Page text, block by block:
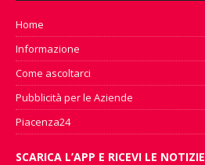
Home
Informazione
Come ascoltarci
Pubblicità per le Aziende
Piacenza24
SCARICA L’APP E RICEVI LE NOTIZIE